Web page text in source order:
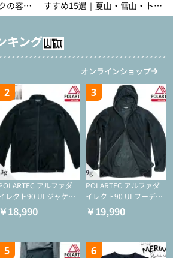
の容量
、2泊3
すすめ15選｜夏山・雪山・トレ
ラン別、シーンで選ぶ失敗しな
キング
オンラインショップ
2
アルファダ
レクト90 ULジャケッ
ト（アクティブインサレ
ーション/ミドルレイヤ
￥18,990
3
POLARTEC アルファダ
イレクト90 ULフーディ
（アクティブインサレー
ション/ミドルレイヤー/
￥19,990
5 6